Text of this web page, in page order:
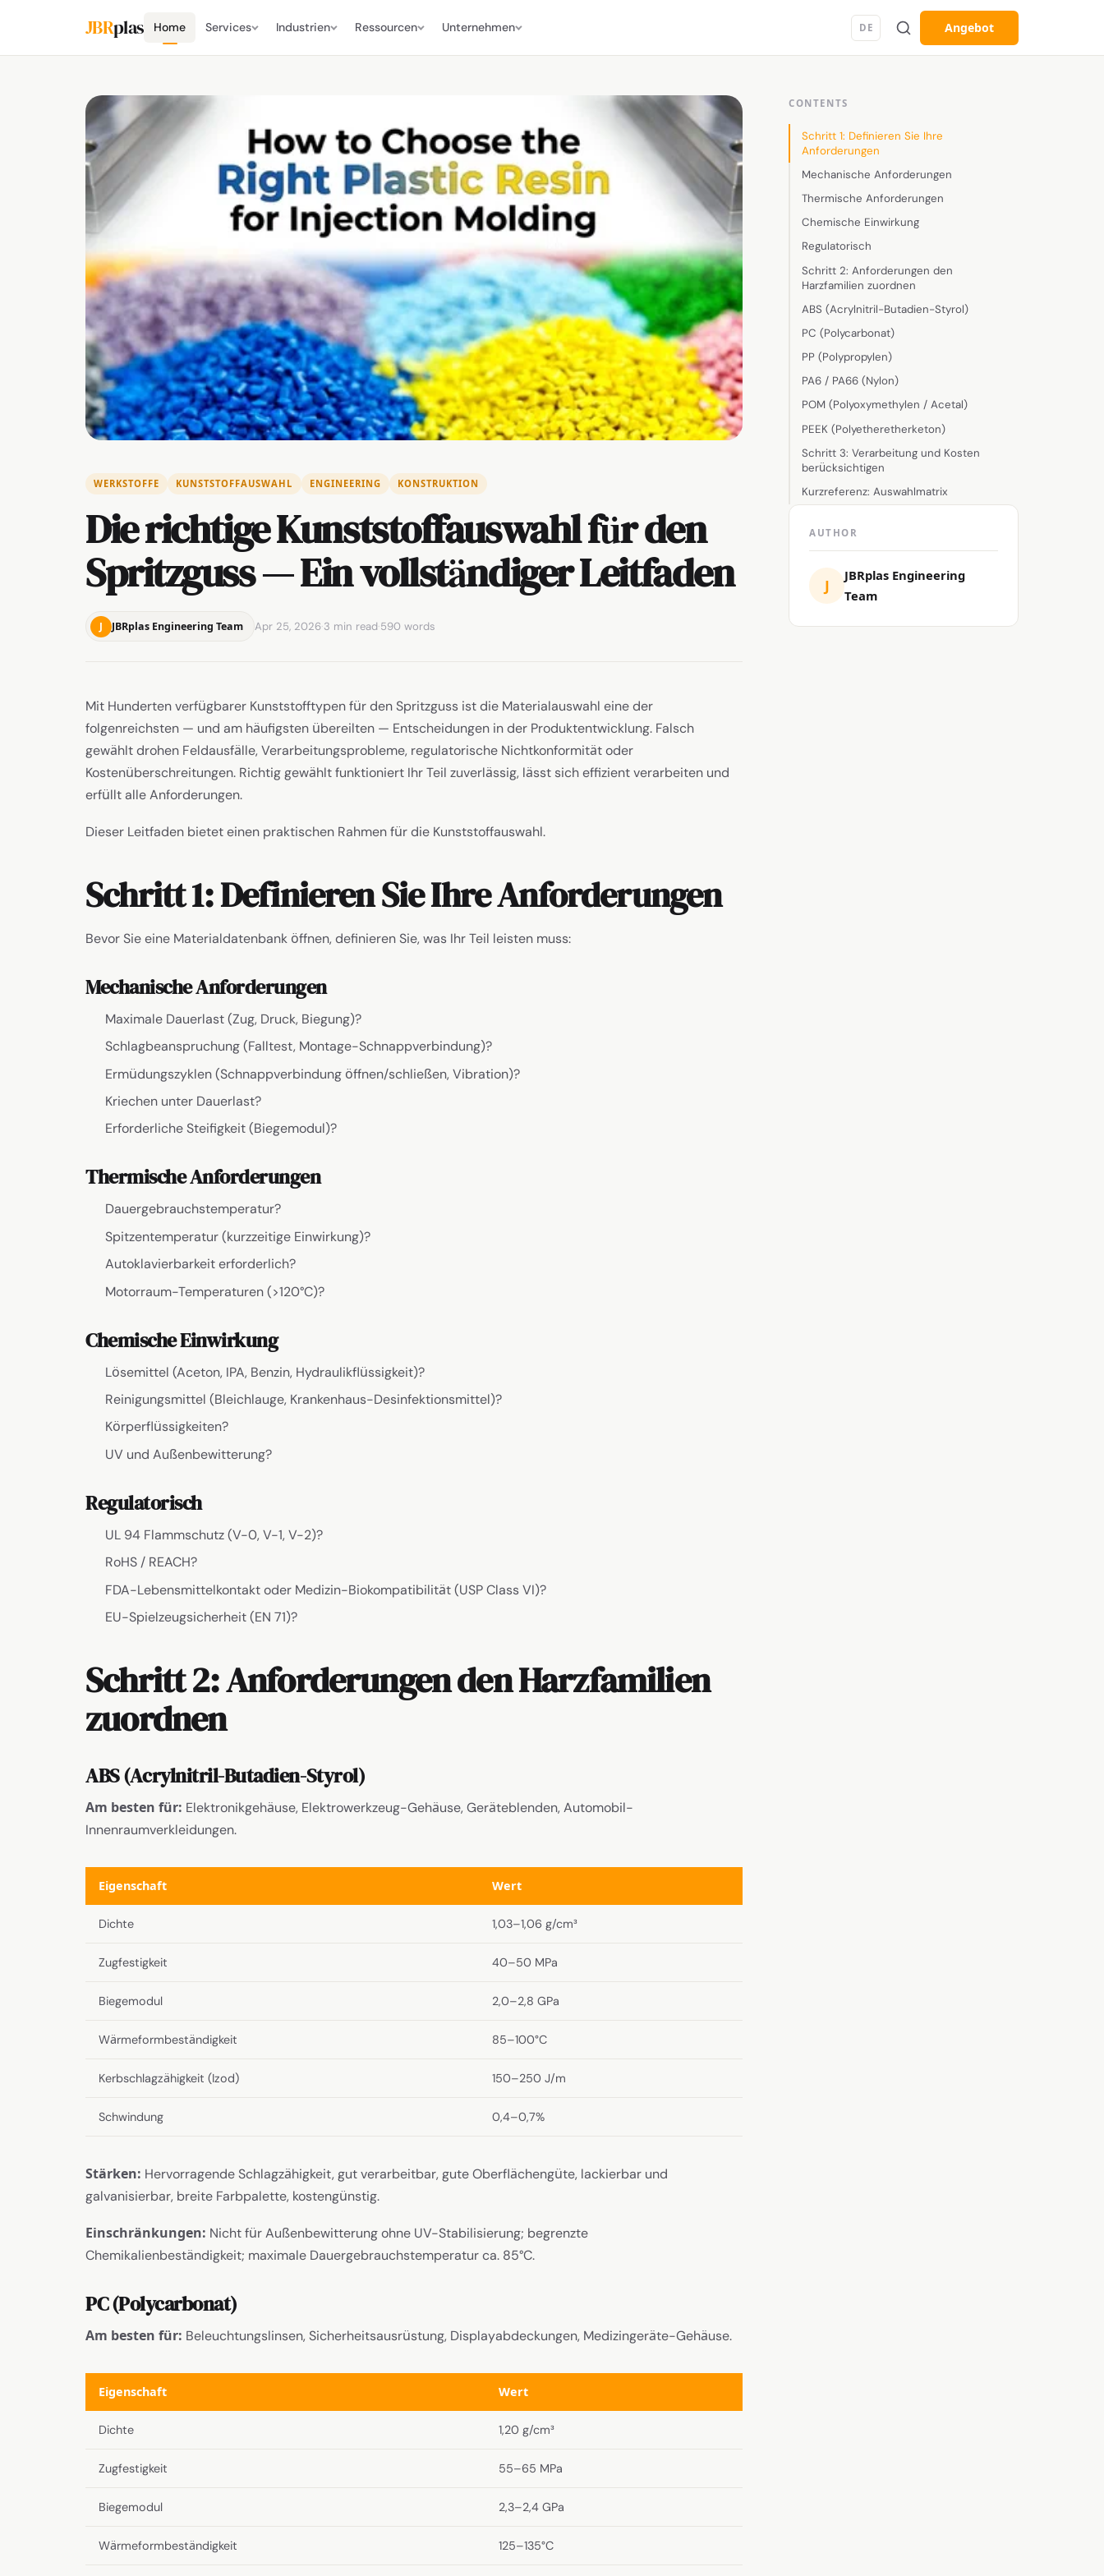
JBRplas Home Services Industrien Ressourcen Unternehmen DE Angebot
WERKSTOFFE KUNSTSTOFFAUSWAHL ENGINEERING KONSTRUKTION
Die richtige Kunststoffauswahl für den
Spritzguss — Ein vollständiger Leitfaden
J JBRplas Engineering Team Apr 25, 2026·3 min read·590 words
Mit Hunderten verfügbarer Kunststofftypen für den Spritzguss ist die Materialauswahl eine der
folgenreichsten — und am häufigsten übereilten — Entscheidungen in der Produktentwicklung. Falsch
gewählt drohen Feldausfälle, Verarbeitungsprobleme, regulatorische Nichtkonformität oder
Kostenüberschreitungen. Richtig gewählt funktioniert Ihr Teil zuverlässig, lässt sich effizient verarbeiten und
erfüllt alle Anforderungen.
Dieser Leitfaden bietet einen praktischen Rahmen für die Kunststoffauswahl.
Schritt 1: Definieren Sie Ihre Anforderungen
Bevor Sie eine Materialdatenbank öffnen, definieren Sie, was Ihr Teil leisten muss:
Mechanische Anforderungen
Maximale Dauerlast (Zug, Druck, Biegung)?
Schlagbeanspruchung (Falltest, Montage-Schnappverbindung)?
Ermüdungszyklen (Schnappverbindung öffnen/schließen, Vibration)?
Kriechen unter Dauerlast?
Erforderliche Steifigkeit (Biegemodul)?
Thermische Anforderungen
Dauergebrauchstemperatur?
Spitzentemperatur (kurzzeitige Einwirkung)?
Autoklavierbarkeit erforderlich?
Motorraum-Temperaturen (>120°C)?
Chemische Einwirkung
Lösemittel (Aceton, IPA, Benzin, Hydraulikflüssigkeit)?
Reinigungsmittel (Bleichlauge, Krankenhaus-Desinfektionsmittel)?
Körperflüssigkeiten?
UV und Außenbewitterung?
Regulatorisch
UL 94 Flammschutz (V-0, V-1, V-2)?
RoHS / REACH?
FDA-Lebensmittelkontakt oder Medizin-Biokompatibilität (USP Class VI)?
EU-Spielzeugsicherheit (EN 71)?
Schritt 2: Anforderungen den Harzfamilien
zuordnen
ABS (Acrylnitril-Butadien-Styrol)
Am besten für: Elektronikgehäuse, Elektrowerkzeug-Gehäuse, Geräteblenden, Automobil-
Innenraumverkleidungen.
Eigenschaft Wert
Dichte 1,03–1,06 g/cm³
Zugfestigkeit 40–50 MPa
Biegemodul 2,0–2,8 GPa
Wärmeformbeständigkeit 85–100°C
Kerbschlagzähigkeit (Izod) 150–250 J/m
Schwindung 0,4–0,7%
Stärken: Hervorragende Schlagzähigkeit, gut verarbeitbar, gute Oberflächengüte, lackierbar und
galvanisierbar, breite Farbpalette, kostengünstig.
Einschränkungen: Nicht für Außenbewitterung ohne UV-Stabilisierung; begrenzte
Chemikalienbeständigkeit; maximale Dauergebrauchstemperatur ca. 85°C.
PC (Polycarbonat)
Am besten für: Beleuchtungslinsen, Sicherheitsausrüstung, Displayabdeckungen, Medizingeräte-Gehäuse.
Eigenschaft Wert
Dichte 1,20 g/cm³
Zugfestigkeit 55–65 MPa
Biegemodul 2,3–2,4 GPa
Wärmeformbeständigkeit 125–135°C
CONTENTS
Schritt 1: Definieren Sie Ihre
Anforderungen
Mechanische Anforderungen
Thermische Anforderungen
Chemische Einwirkung
Regulatorisch
Schritt 2: Anforderungen den
Harzfamilien zuordnen
ABS (Acrylnitril-Butadien-Styrol)
PC (Polycarbonat)
PP (Polypropylen)
PA6 / PA66 (Nylon)
POM (Polyoxymethylen / Acetal)
PEEK (Polyetheretherketon)
Schritt 3: Verarbeitung und Kosten
berücksichtigen
Kurzreferenz: Auswahlmatrix
AUTHOR
J
JBRplas Engineering
Team